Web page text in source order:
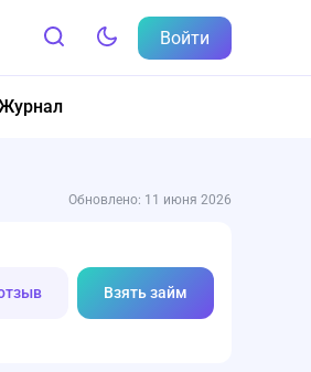
Войти
Обновлено: 11 июня 2026
Взять займ